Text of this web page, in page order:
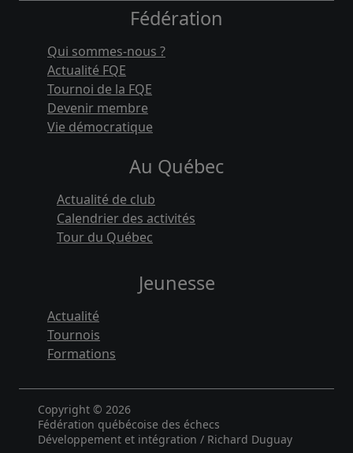
Fédération
Qui sommes-nous ?
Actualité FQE
Tournoi de la FQE
Devenir membre
Vie démocratique
Au Québec
Actualité de club
Calendrier des activités
Tour du Québec
Jeunesse
Actualité
Tournois
Formations
Copyright © 2026
Fédération québécoise des échecs
Développement et intégration / Richard Duguay